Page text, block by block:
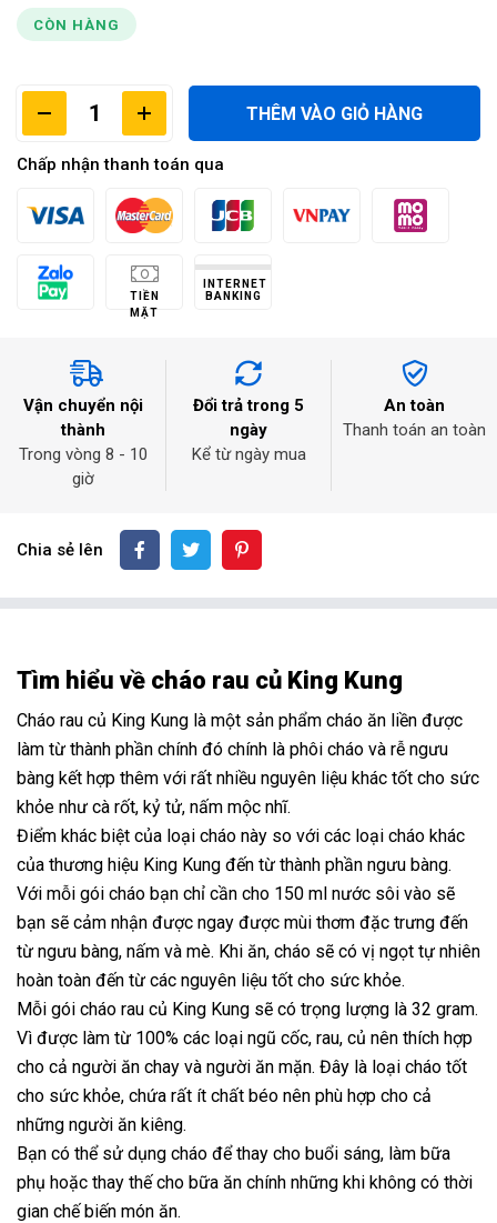
CÒN HÀNG
THÊM VÀO GIỎ HÀNG
Chấp nhận thanh toán qua
TIỀN
MẶT
INTERNET
BANKING
Vận chuyển nội
thành
Trong vòng 8 - 10
giờ
Đổi trả trong 5
ngày
Kể từ ngày mua
An toàn
Thanh toán an toàn
Chia sẻ lên
Tìm hiểu về cháo rau củ King Kung
Cháo rau củ King Kung là một sản phẩm cháo ăn liền được
làm từ thành phần chính đó chính là phôi cháo và rễ ngưu
bàng kết hợp thêm với rất nhiều nguyên liệu khác tốt cho sức
khỏe như cà rốt, kỷ tử, nấm mộc nhĩ.
Điểm khác biệt của loại cháo này so với các loại cháo khác
của thương hiệu King Kung đến từ thành phần ngưu bàng.
Với mỗi gói cháo bạn chỉ cần cho 150 ml nước sôi vào sẽ
bạn sẽ cảm nhận được ngay được mùi thơm đặc trưng đến
từ ngưu bàng, nấm và mè. Khi ăn, cháo sẽ có vị ngọt tự nhiên
hoàn toàn đến từ các nguyên liệu tốt cho sức khỏe.
Mỗi gói cháo rau củ King Kung sẽ có trọng lượng là 32 gram.
Vì được làm từ 100% các loại ngũ cốc, rau, củ nên thích hợp
cho cả người ăn chay và người ăn mặn. Đây là loại cháo tốt
cho sức khỏe, chứa rất ít chất béo nên phù hợp cho cả
những người ăn kiêng.
Bạn có thể sử dụng cháo để thay cho buổi sáng, làm bữa
phụ hoặc thay thế cho bữa ăn chính những khi không có thời
gian chế biến món ăn.